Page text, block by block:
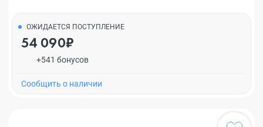
ОЖИДАЕТСЯ ПОСТУПЛЕНИЕ
54 090₽
+541 бонусов
Cообщить о наличии